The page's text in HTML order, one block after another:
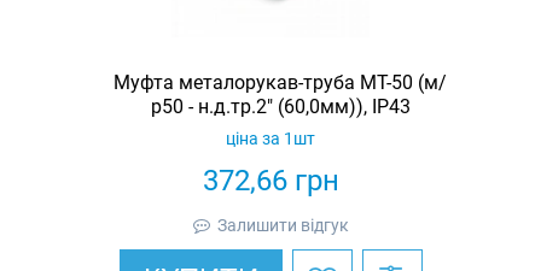
Муфта металорукав-труба МТ-50 (м/
р50 - н.д.тр.2" (60,0мм)), IP43
372,66грн
ціна за 1шт
Залишити відгук